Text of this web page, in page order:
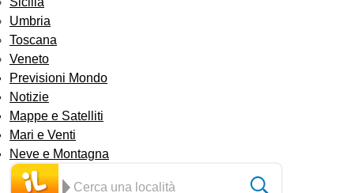
Umbria
Toscana
Veneto
Previsioni Mondo
Notizie
Mappe e Satelliti
Mari e Venti
Neve e Montagna